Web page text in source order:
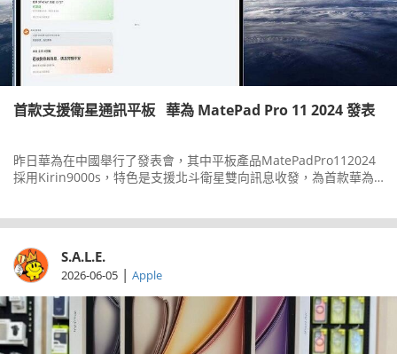
首款支援衛星通訊平板 華為 MatePad Pro 11 2024 發表
昨日華為在中國舉行了發表會，其中平板產品MatePadPro112024
採用Kirin9000s，特色是支援北斗衛星雙向訊息收發，為首款華為
S.A.L.E.
2026-06-05 | Apple